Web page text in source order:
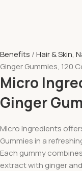
Benefits Hair & Skin,
Ginger Gummies, 120
Micro
Ginger
Micro Ingredients
Gummies in a
Each gummy
extract with ginger